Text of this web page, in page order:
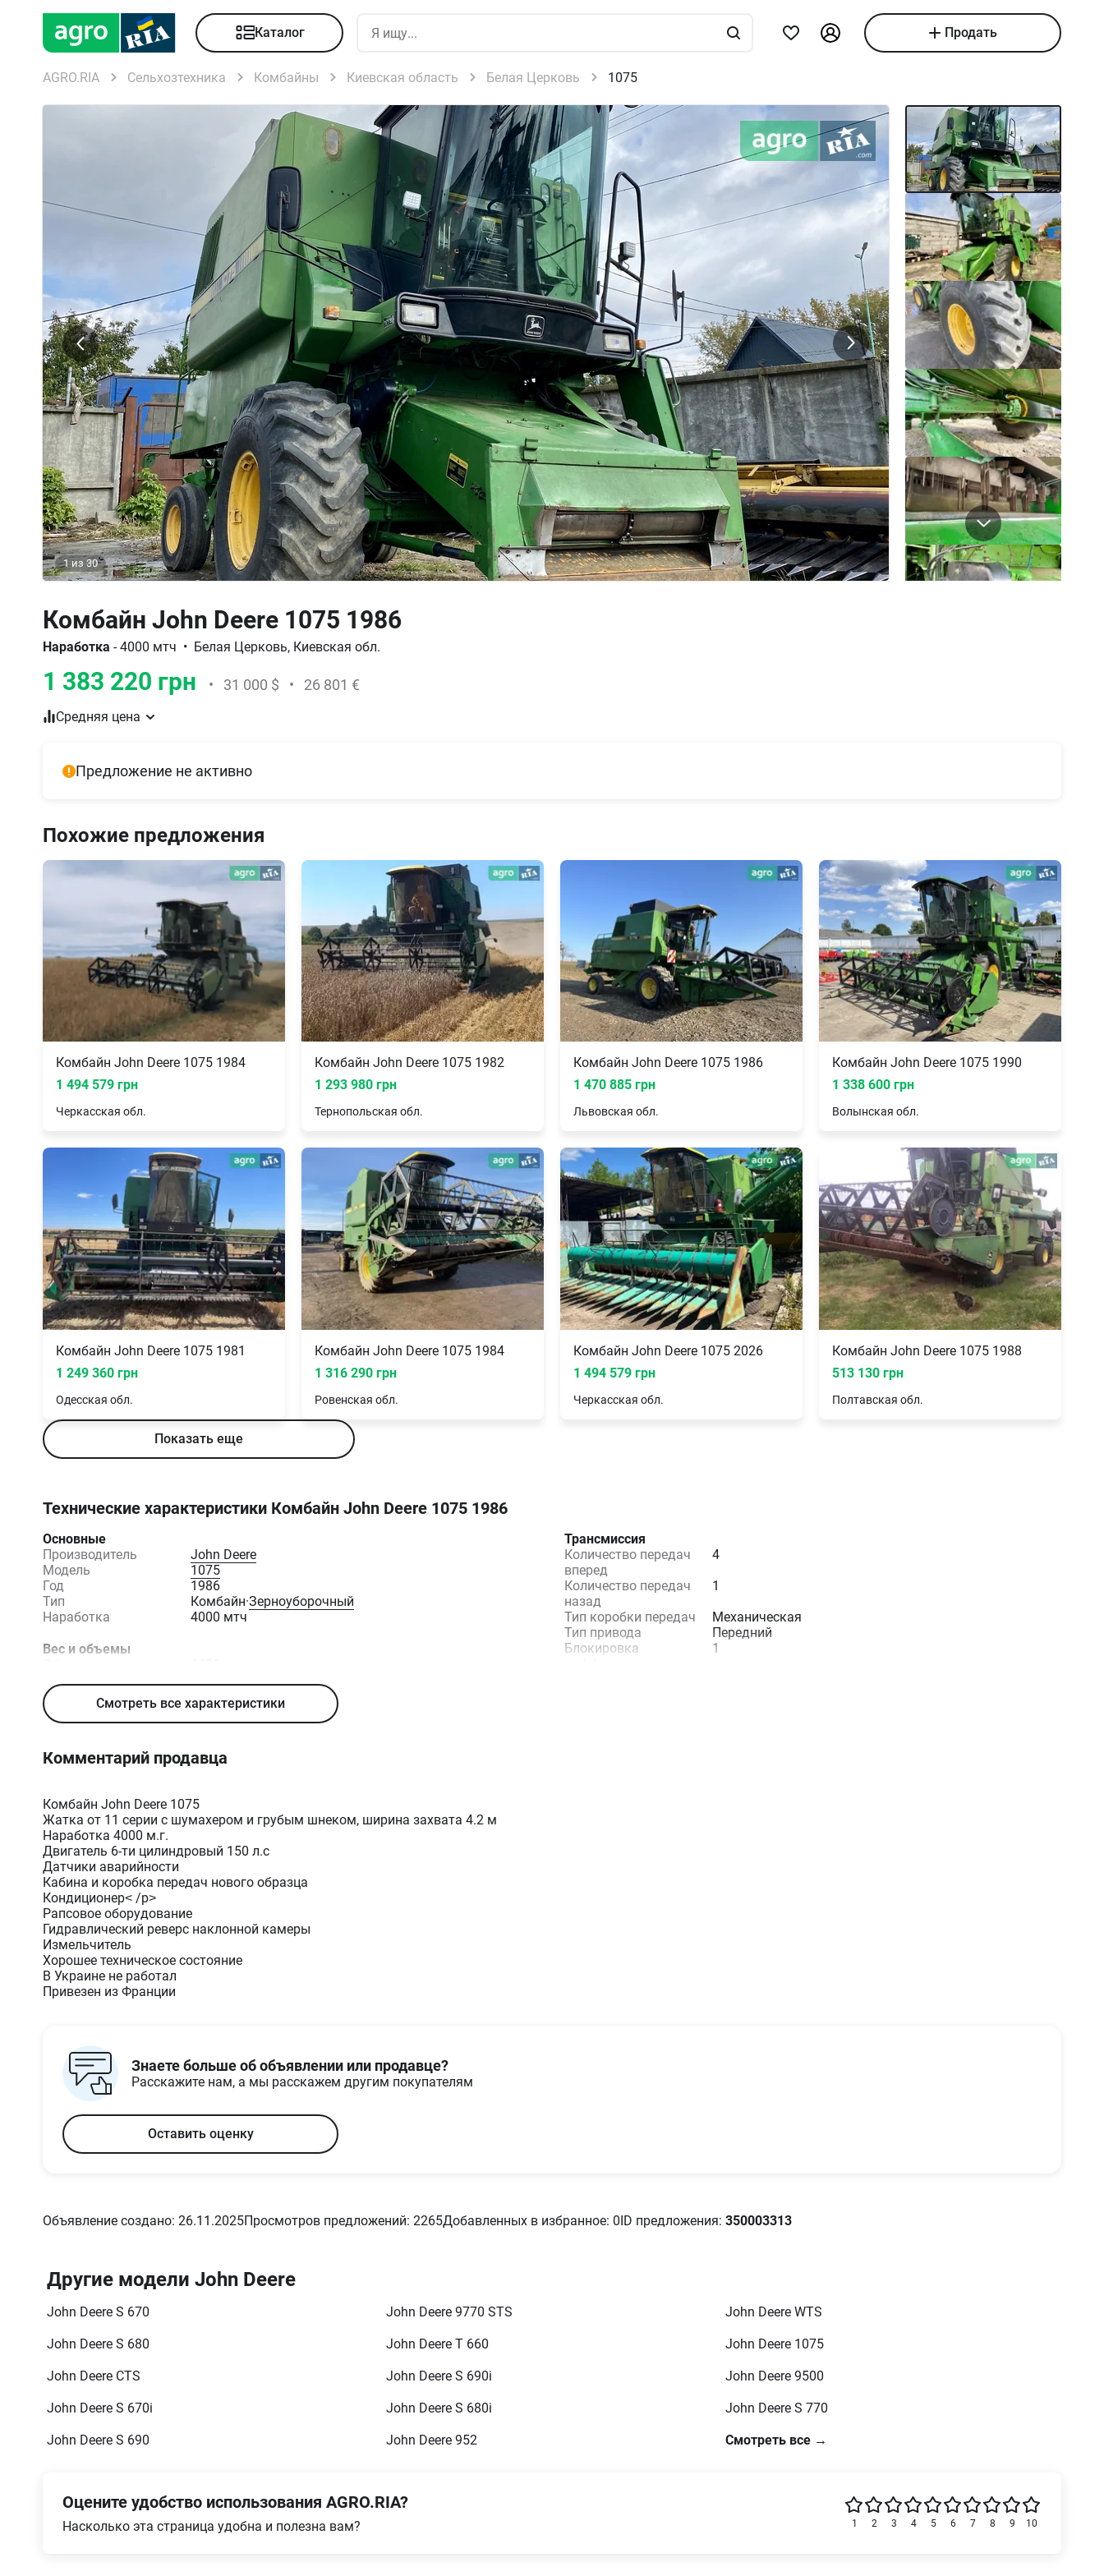
Каталог Продать
AGRO.RIA Сельхозтехника Комбайны Киевская область Белая Церковь 1075
1 из 30
Комбайн John Deere 1075 1986
Наработка - 4000 мтч • Белая Церковь, Киевская обл.
1 383 220 грн • 31 000 $ • 26 801 €
Средняя цена
Предложение не активно
Похожие предложения
Комбайн John Deere 1075 1984
1 494 579 грн
Черкасская обл.
Комбайн John Deere 1075 1982
1 293 980 грн
Тернопольская обл.
Комбайн John Deere 1075 1986
1 470 885 грн
Львовская обл.
Комбайн John Deere 1075 1990
1 338 600 грн
Волынская обл.
Комбайн John Deere 1075 1981
1 249 360 грн
Одесская обл.
Комбайн John Deere 1075 1984
1 316 290 грн
Ровенская обл.
Комбайн John Deere 1075 2026
1 494 579 грн
Черкасская обл.
Комбайн John Deere 1075 1988
513 130 грн
Полтавская обл.
Показать еще
Технические характеристики Комбайн John Deere 1075 1986
Основные
Производитель
John Deere
Модель
1075
Год
1986
Тип
Комбайн·Зерноуборочный
Наработка
4000 мтч
Вес и объемы
Двигатель
Максимальная
145
Объем двигателя, см3
5900
Трансмиссия
Количество передач
вперед
4
Количество передач
назад
1
Тип коробки передач
Механическая
Тип привода
Передний
Блокировка
1
Смотреть все характеристики
Комментарий продавца
Комбайн John Deere 1075
Жатка от 11 серии с шумахером и грубым шнеком, ширина захвата 4.2 м
Наработка 4000 м.г.
Двигатель 6-ти цилиндровый 150 л.с
Датчики аварийности
Кабина и коробка передач нового образца
Кондиционер< /p>
Рапсовое оборудование
Гидравлический реверс наклонной камеры
Измельчитель
Хорошее техническое состояние
В Украине не работал
Привезен из Франции
Знаете больше об объявлении или продавце?
Расскажите нам, а мы расскажем другим покупателям
Оставить оценку
Объявление создано: 26.11.2025Просмотров предложений: 2265Добавленных в избранное: 0ID предложения: 350003313
Другие модели John Deere
John Deere S 670 John Deere 9770 STS John Deere WTS
John Deere S 680 John Deere T 660 John Deere 1075
John Deere CTS John Deere S 690i John Deere 9500
John Deere S 670i John Deere S 680i John Deere S 770
John Deere S 690 John Deere 952 Смотреть все →
Оцените удобство использования AGRO.RIA?
Насколько эта страница удобна и полезна вам? 10
9
8
7
6
5
4
3
2
1